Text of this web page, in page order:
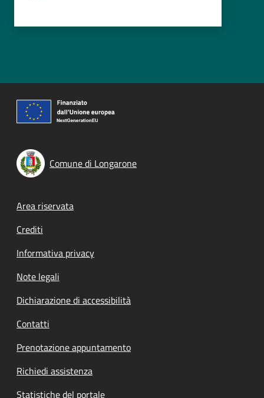
Comune di Longarone
Footer menu
Area riservata
Crediti
Informativa privacy
Note legali
Dichiarazione di accessibilità
Contatti
Prenotazione appuntamento
Richiedi assistenza
Statistiche del portale